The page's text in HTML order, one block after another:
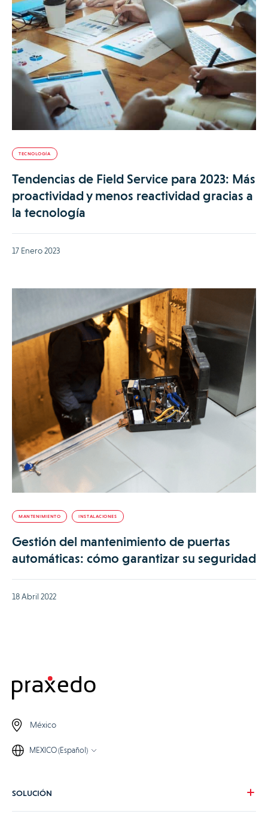
TECNOLOGÍA
Tendencias de Field Service para 2023: Más
proactividad y menos reactividad gracias a
la tecnología
17 Enero 2023
MANTENIMIENTO INSTALACIONES
Gestión del mantenimiento de puertas
automáticas: cómo garantizar su seguridad
18 Abril 2022
México
MEXICO (Español)
SOLUCIÓN